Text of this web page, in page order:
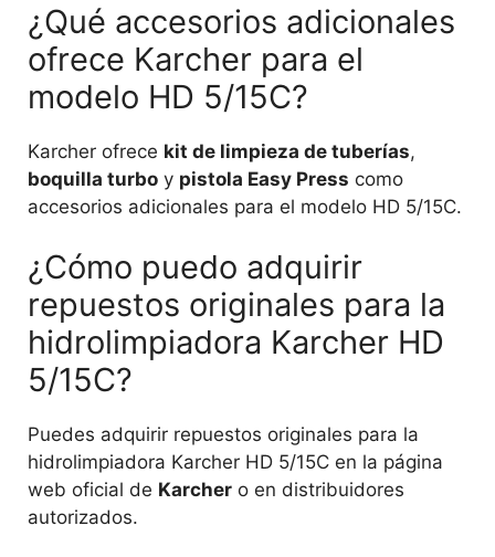
¿Qué accesorios adicionales
ofrece Karcher para el
modelo HD 5/15C?
Karcher ofrece kit de limpieza de tuberías,
boquilla turbo y pistola Easy Press como
accesorios adicionales para el modelo HD 5/15C.
¿Cómo puedo adquirir
repuestos originales para la
hidrolimpiadora Karcher HD
5/15C?
Puedes adquirir repuestos originales para la
hidrolimpiadora Karcher HD 5/15C en la página
web oficial de Karcher o en distribuidores
autorizados.